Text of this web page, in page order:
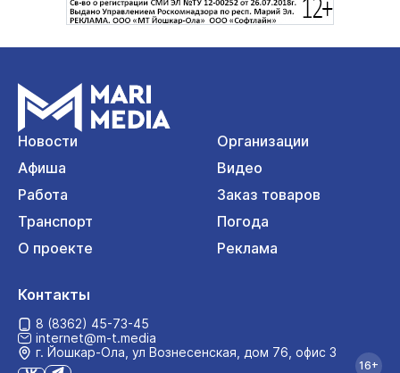
Новости
Организации
Афиша
Видео
Работа
Заказ товаров
Транспорт
Погода
О проекте
Реклама
Контакты
8 (8362) 45-73-45
internet@m-t.media
г. Йошкар‑Ола, ул Вознесенская, дом 76, офис 3
16+